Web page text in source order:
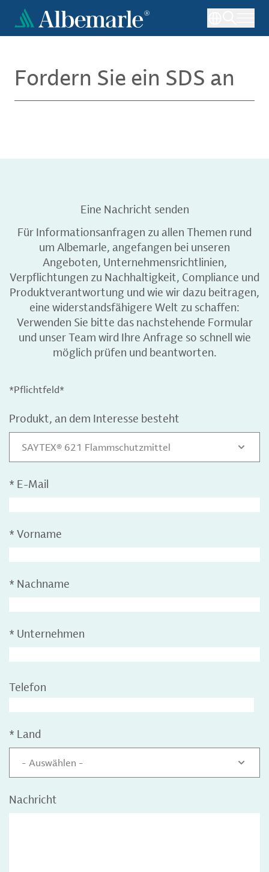
Direkt
zum
Inhalt
Fordern Sie ein SDS an
Eine Nachricht senden
Für Informationsanfragen zu allen Themen rund
um Albemarle, angefangen bei unseren
Angeboten, Unternehmensrichtlinien,
Verpflichtungen zu Nachhaltigkeit, Compliance und
Produktverantwortung und wie wir dazu beitragen,
eine widerstandsfähigere Welt zu schaffen:
Verwenden Sie bitte das nachstehende Formular
und unser Team wird Ihre Anfrage so schnell wie
möglich prüfen und beantworten.
*Pflichtfeld*
Produkt, an dem Interesse besteht
SAYTEX® 621 Flammschutzmittel
* E-Mail
* Vorname
* Nachname
* Unternehmen
Telefon
* Land
- Auswählen -
Nachricht